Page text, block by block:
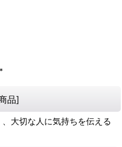
品]
大切な人に気持ちを伝える